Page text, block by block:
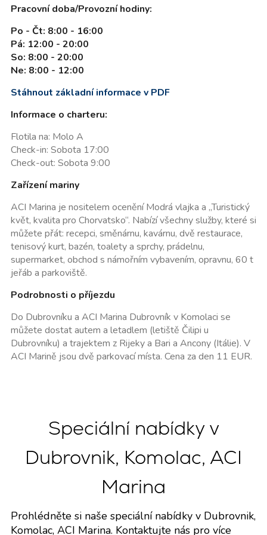
Pracovní doba/Provozní hodiny:
Po - Čt: 8:00 - 16:00
Pá: 12:00 - 20:00
So: 8:00 - 20:00
Ne: 8:00 - 12:00
Stáhnout základní informace v PDF
Informace o charteru:
Flotila na: Molo A
Check-in: Sobota 17:00
Check-out: Sobota 9:00
Zařízení mariny
ACI Marina je nositelem ocenění Modrá vlajka a „Turistický
květ, kvalita pro Chorvatsko“. Nabízí všechny služby, které si
můžete přát: recepci, směnárnu, kavárnu, dvě restaurace,
tenisový kurt, bazén, toalety a sprchy, prádelnu,
supermarket, obchod s námořním vybavením, opravnu, 60 t
jeřáb a parkoviště.
Podrobnosti o příjezdu
Do Dubrovníku a ACI Marina Dubrovník v Komolaci se
můžete dostat autem a letadlem (letiště Čilipi u
Dubrovníku) a trajektem z Rijeky a Bari a Ancony (Itálie). V
ACI Marině jsou dvě parkovací místa. Cena za den 11 EUR.
Speciální nabídky v
Dubrovnik, Komolac, ACI
Marina
Prohlédněte si naše speciální nabídky v Dubrovnik,
Komolac, ACI Marina. Kontaktujte nás pro více